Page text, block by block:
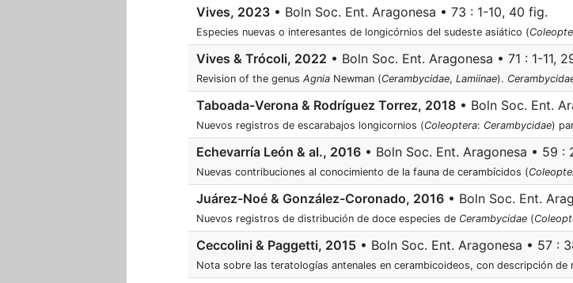
Vives, 2023 • Boln Soc. Ent. Aragonesa • 73 : 1-10, 40 fig.
Especies nuevas o interesantes de longicórnios del sudeste asiático (
Vives & Trócoli, 2022 • Boln Soc. Ent. Aragonesa • 71 : 1-11,
Revision of the genus Agnia Newman (Cerambycidae, Lamiinae).
Taboada-Verona & Rodríguez Torrez, 2018 • Boln Soc. Ent.
Nuevos registros de escarabajos longicornios (Coleoptera: Cerambycidae)
Echevarría León & al., 2016 • Boln Soc. Ent. Aragonesa • 59 :
Nuevas contribuciones al conocimiento de la fauna de cerambícidos (
Juárez-Noé & González-Coronado, 2016 • Boln Soc. Ent.
Nuevos registros de distribución de doce especies de Cerambycidae (
Ceccolini & Paggetti, 2015 • Boln Soc. Ent. Aragonesa • 57 :
Nota sobre las teratologías antenales en cerambicoideos, con descripción de